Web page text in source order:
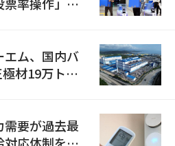
率操作」の
エム、国内バ
材19万トン
要が過去最